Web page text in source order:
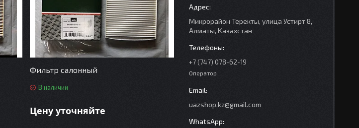
Фильтр салонный
В наличии
Цену уточняйте
Микрорайон Теректы, улица Устирт 8,
Алматы, Казахстан
+7 (747) 078-62-19
Оператор
uazshop.kz@gmail.com